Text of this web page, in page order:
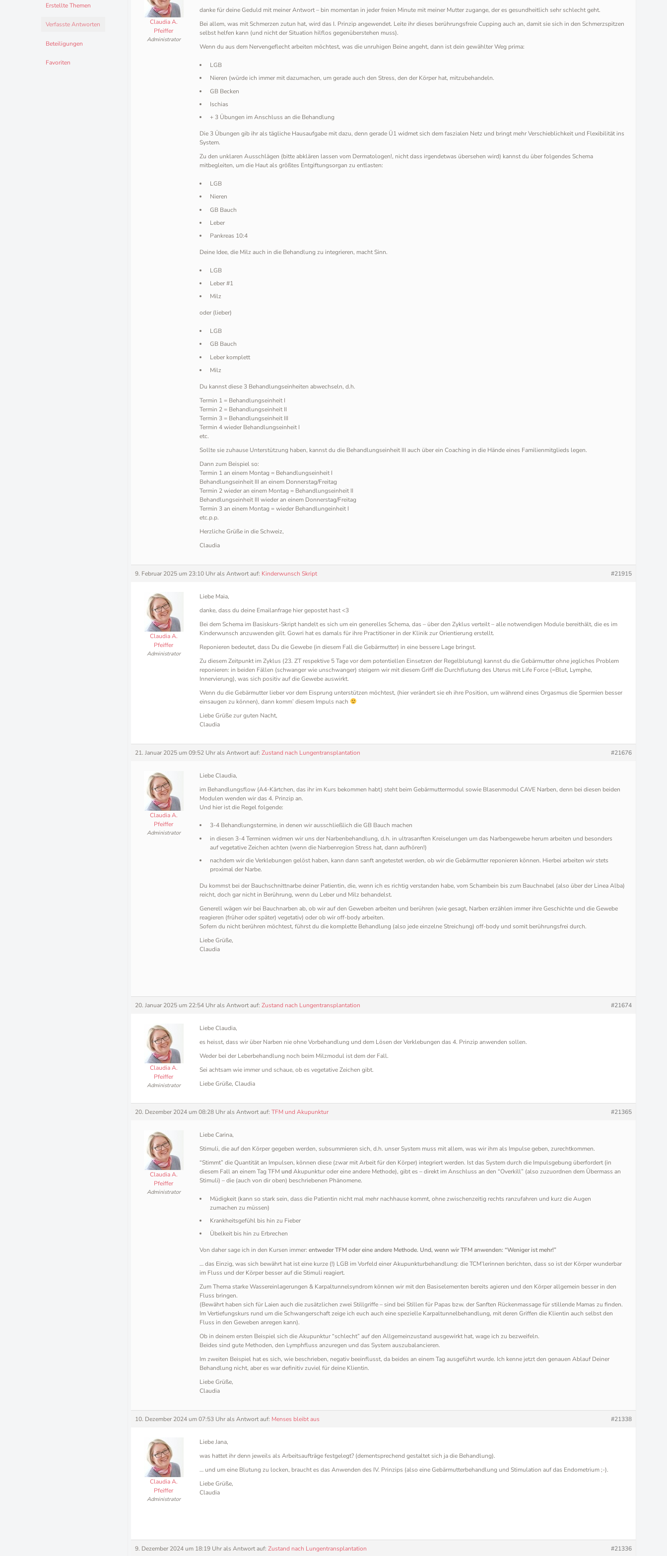
Erstellte Themen
Verfasste Antworten
Beteiligungen
Favoriten
Claudia A.
Pfeiffer
Administrator
danke für deine Geduld mit meiner Antwort – bin momentan in jeder freien Minute mit meiner Mutter zugange, der es gesundheitlich sehr schlecht geht.
Bei allem, was mit Schmerzen zutun hat, wird das I. Prinzip angewendet. Leite ihr dieses berührungsfreie Cupping auch an, damit sie sich in den Schmerzspitzen
selbst helfen kann (und nicht der Situation hilflos gegenüberstehen muss).
Wenn du aus dem Nervengeflecht arbeiten möchtest, was die unruhigen Beine angeht, dann ist dein gewählter Weg prima:
LGB
Nieren (würde ich immer mit dazumachen, um gerade auch den Stress, den der Körper hat, mitzubehandeln.
GB Becken
Ischias
+ 3 Übungen im Anschluss an die Behandlung
Die 3 Übungen gib ihr als tägliche Hausaufgabe mit dazu, denn gerade Ü1 widmet sich dem faszialen Netz und bringt mehr Verschieblichkeit und Flexibilität ins
System.
Zu den unklaren Ausschlägen (bitte abklären lassen vom Dermatologen!, nicht dass irgendetwas übersehen wird) kannst du über folgendes Schema
mitbegleiten, um die Haut als größtes Entgiftungsorgan zu entlasten:
LGB
Nieren
GB Bauch
Leber
Pankreas 10:4
Deine Idee, die Milz auch in die Behandlung zu integrieren, macht Sinn.
LGB
Leber #1
Milz
oder (lieber)
LGB
GB Bauch
Leber komplett
Milz
Du kannst diese 3 Behandlungseinheiten abwechseln, d.h.
Termin 1 = Behandlungseinheit I
Termin 2 = Behandlungseinheit II
Termin 3 = Behandlungseinheit III
Termin 4 wieder Behandlungseinheit I
etc.
Sollte sie zuhause Unterstützung haben, kannst du die Behandlungseinheit III auch über ein Coaching in die Hände eines Familienmitglieds legen.
Dann zum Beispiel so:
Termin 1 an einem Montag = Behandlungseinheit I
Behandlungseinheit III an einem Donnerstag/Freitag
Termin 2 wieder an einem Montag = Behandlungseinheit II
Behandlungseinheit III wieder an einem Donnerstag/Freitag
Termin 3 an einem Montag = wieder Behandlungeinheit I
etc.p.p.
Herzliche Grüße in die Schweiz,
Claudia
9. Februar 2025 um 23:10 Uhrals Antwort auf: Kinderwunsch Skript #21915
Claudia A.
Pfeiffer
Administrator
Liebe Maia,
danke, dass du deine Emailanfrage hier gepostet hast <3
Bei dem Schema im Basiskurs-Skript handelt es sich um ein generelles Schema, das – über den Zyklus verteilt – alle notwendigen Module bereithält, die es im
Kinderwunsch anzuwenden gilt. Gowri hat es damals für ihre Practitioner in der Klinik zur Orientierung erstellt.
Reponieren bedeutet, dass Du die Gewebe (in diesem Fall die Gebärmutter) in eine bessere Lage bringst.
Zu diesem Zeitpunkt im Zyklus (23. ZT respektive 5 Tage vor dem potentiellen Einsetzen der Regelblutung) kannst du die Gebärmutter ohne jegliches Problem
reponieren: in beiden Fällen (schwanger wie unschwanger) steigern wir mit diesem Griff die Durchflutung des Uterus mit Life Force (=Blut, Lymphe,
Innervierung), was sich positiv auf die Gewebe auswirkt.
Wenn du die Gebärmutter lieber vor dem Eisprung unterstützen möchtest, (hier verändert sie eh ihre Position, um während eines Orgasmus die Spermien besser
einsaugen zu können), dann komm’ diesem Impuls nach
Liebe Grüße zur guten Nacht,
Claudia
21. Januar 2025 um 09:52 Uhrals Antwort auf: Zustand nach Lungentransplantation #21676
Claudia A.
Pfeiffer
Administrator
Liebe Claudia,
im Behandlungsflow (A4-Kärtchen, das ihr im Kurs bekommen habt) steht beim Gebärmuttermodul sowie Blasenmodul CAVE Narben, denn bei diesen beiden
Modulen wenden wir das 4. Prinzip an.
Und hier ist die Regel folgende:
3-4 Behandlungstermine, in denen wir ausschließlich die GB Bauch machen
in diesen 3-4 Terminen widmen wir uns der Narbenbehandlung, d.h. in ultrasanften Kreiselungen um das Narbengewebe herum arbeiten und besonders
auf vegetative Zeichen achten (wenn die Narbenregion Stress hat, dann aufhören!)
nachdem wir die Verklebungen gelöst haben, kann dann sanft angetestet werden, ob wir die Gebärmutter reponieren können. Hierbei arbeiten wir stets
proximal der Narbe.
Du kommst bei der Bauchschnittnarbe deiner Patientin, die, wenn ich es richtig verstanden habe, vom Schambein bis zum Bauchnabel (also über der Linea Alba)
reicht, doch gar nicht in Berührung, wenn du Leber und Milz behandelst.
Generell wägen wir bei Bauchnarben ab, ob wir auf den Geweben arbeiten und berühren (wie gesagt, Narben erzählen immer ihre Geschichte und die Gewebe
reagieren (früher oder später) vegetativ) oder ob wir off-body arbeiten.
Sofern du nicht berühren möchtest, führst du die komplette Behandlung (also jede einzelne Streichung) off-body und somit berührungsfrei durch.
Liebe Grüße,
Claudia
20. Januar 2025 um 22:54 Uhrals Antwort auf: Zustand nach Lungentransplantation #21674
Claudia A.
Pfeiffer
Administrator
Liebe Claudia,
es heisst, dass wir über Narben nie ohne Vorbehandlung und dem Lösen der Verklebungen das 4. Prinzip anwenden sollen.
Weder bei der Leberbehandlung noch beim Milzmodul ist dem der Fall.
Sei achtsam wie immer und schaue, ob es vegetative Zeichen gibt.
Liebe Grüße, Claudia
20. Dezember 2024 um 08:28 Uhrals Antwort auf: TFM und Akupunktur #21365
Claudia A.
Pfeiffer
Administrator
Liebe Carina,
Stimuli, die auf den Körper gegeben werden, subsummieren sich, d.h. unser System muss mit allem, was wir ihm als Impulse geben, zurechtkommen.
“Stimmt” die Quantität an Impulsen, können diese (zwar mit Arbeit für den Körper) integriert werden. Ist das System durch die Impulsgebung überfordert (in
diesem Fall an einem Tag TFMundAkupunktur oder eine andere Methode), gibt es – direkt im Anschluss an den “Overkill” (also zuzuordnen dem Übermass an
Stimuli) – die (auch von dir oben) beschriebenen Phänomene.
Müdigkeit (kann so stark sein, dass die Patientin nicht mal mehr nachhause kommt, ohne zwischenzeitig rechts ranzufahren und kurz die Augen
zumachen zu müssen)
Krankheitsgefühl bis hin zu Fieber
Übelkeit bis hin zu Erbrechen
Von daher sage ich in den Kursen immer: entweder TFM oder eine andere Methode. Und, wenn wir TFM anwenden: “Weniger ist mehr!”
… das Einzig, was sich bewährt hat ist eine kurze (!) LGB im Vorfeld einer Akupunkturbehandlung: die TCM’lerinnen berichten, dass so ist der Körper wunderbar
im Fluss und der Körper besser auf die Stimuli reagiert.
Zum Thema starke Wassereinlagerungen & Karpaltunnelsyndrom können wir mit den Basiselementen bereits agieren und den Körper allgemein besser in den
Fluss bringen.
(Bewährt haben sich für Laien auch die zusätzlichen zwei Stillgriffe – sind bei Stillen für Papas bzw. der Sanften Rückenmassage für stillende Mamas zu finden.
Im Vertiefungskurs rund um die Schwangerschaft zeige ich euch auch eine spezielle Karpaltunnelbehandlung, mit deren Griffen die Klientin auch selbst den
Fluss in den Geweben anregen kann).
Ob in deinem ersten Beispiel sich die Akupunktur “schlecht” auf den Allgemeinzustand ausgewirkt hat, wage ich zu bezweifeln.
Beides sind gute Methoden, den Lymphfluss anzuregen und das System auszubalancieren.
Im zweiten Beispiel hat es sich, wie beschrieben, negativ beeinflusst, da beides an einem Tag ausgeführt wurde. Ich kenne jetzt den genauen Ablauf Deiner
Behandlung nicht, aber es war definitiv zuviel für deine Klientin.
Liebe Grüße,
Claudia
10. Dezember 2024 um 07:53 Uhrals Antwort auf: Menses bleibt aus #21338
Claudia A.
Pfeiffer
Administrator
Liebe Jana,
was hattet ihr denn jeweils als Arbeitsaufträge festgelegt? (dementsprechend gestaltet sich ja die Behandlung).
… und um eine Blutung zu locken, braucht es das Anwenden des IV. Prinzips (also eine Gebärmutterbehandlung und Stimulation auf das Endometrium ;-).
Liebe Grüße,
Claudia
9. Dezember 2024 um 18:19 Uhrals Antwort auf: Zustand nach Lungentransplantation #21336